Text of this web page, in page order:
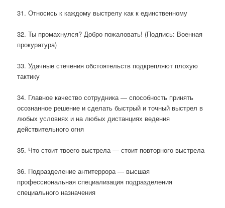
31. Относись к каждому выстрелу как к единственному
32. Ты промахнулся? Добро пожаловать! (Подпись: Военная
прокуратура)
33. Удачные стечения обстоятельств подкрепляют плохую
тактику
34. Главное качество сотрудника — способность принять
осознанное решение и сделать быстрый и точный выстрел в
любых условиях и на любых дистанциях ведения
действительного огня
35. Что стоит твоего выстрела — стоит повторного выстрела
36. Подразделение антитеррора — высшая
профессиональная специализация подразделения
специального назначения